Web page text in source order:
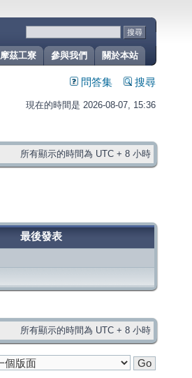
關於本站
參與我們
摩茲工寮
問答集 搜尋
現在的時間是 2026-08-07, 15:36
所有顯示的時間為 UTC + 8 小時
最後發表
所有顯示的時間為 UTC + 8 小時